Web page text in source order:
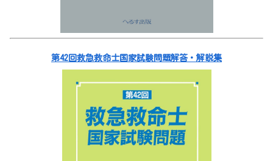
第42回救急救命士国家試験問題解答・解説集